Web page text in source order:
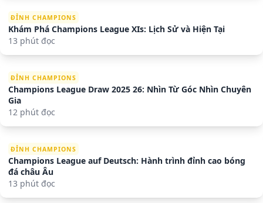
ĐỈNH CHAMPIONS
Khám Phá Champions League XIs: Lịch Sử và Hiện Tại
13 phút đọc
ĐỈNH CHAMPIONS
Champions League Draw 2025 26: Nhìn Từ Góc Nhìn Chuyên
Gia
12 phút đọc
ĐỈNH CHAMPIONS
Champions League auf Deutsch: Hành trình đỉnh cao bóng
đá châu Âu
13 phút đọc